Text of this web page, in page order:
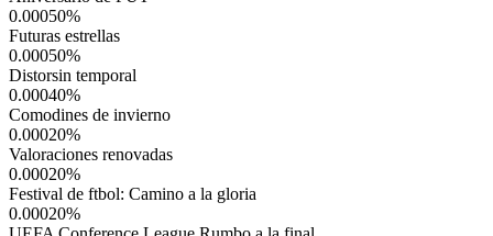
0.00050%
Futuras estrellas
0.00050%
Distorsin temporal
0.00040%
Comodines de invierno
0.00020%
Valoraciones renovadas
0.00020%
Festival de ftbol: Camino a la gloria
0.00020%